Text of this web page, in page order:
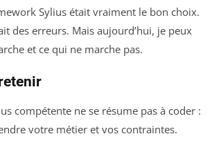
Sylius était vraiment le bon choix.
des erreurs. Mais aujourd’hui, je peux
et ce qui ne marche pas.
compétente ne se résume pas à coder :
votre métier et vos contraintes.